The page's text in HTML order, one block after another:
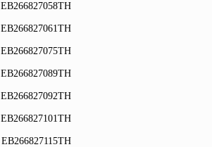
EB266827058TH
EB266827061TH
EB266827075TH
EB266827089TH
EB266827092TH
EB266827101TH
EB266827115TH